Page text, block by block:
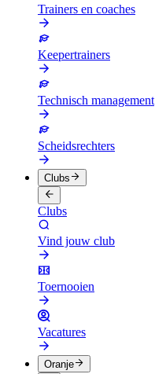
Trainers en coaches
Keepertrainers
Technisch management
Scheidsrechters
Clubs
Clubs
Vind jouw club
Toernooien
Vacatures
Oranje